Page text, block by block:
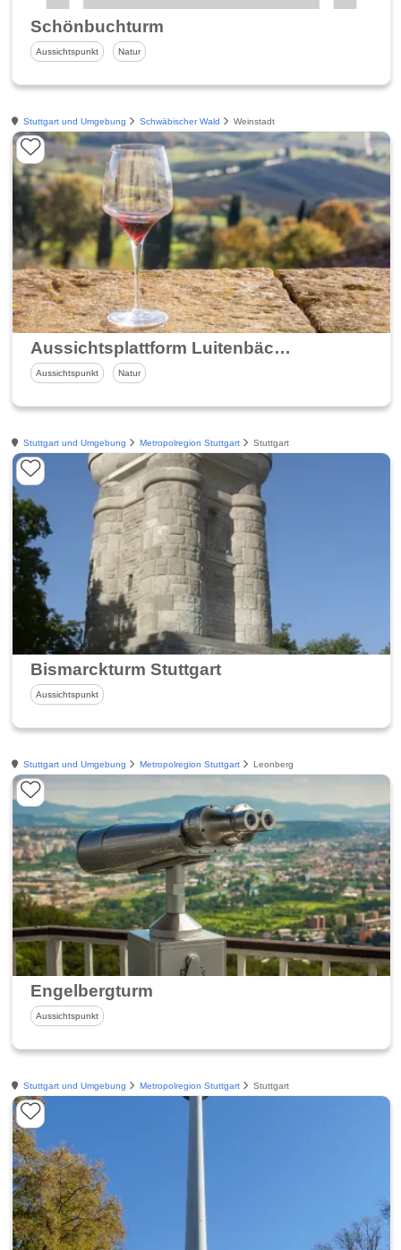
Schönbuchturm
Aussichtspunkt Natur
Stuttgart und Umgebung Schwäbischer Wald Weinstadt
Aussichtsplattform Luitenbächer Höhe
Aussichtspunkt Natur
Stuttgart und Umgebung Metropolregion Stuttgart Stuttgart
Bismarckturm Stuttgart
Aussichtspunkt
Stuttgart und Umgebung Metropolregion Stuttgart Leonberg
Engelbergturm
Aussichtspunkt
Stuttgart und Umgebung Metropolregion Stuttgart Stuttgart